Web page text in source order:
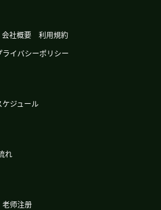
很开心！下次见！
在日本的话有海滩。下次见
海边。期待下次再见到你。
您给我赞美。我要继续努力
谢！
会社概要
利用規約
ライバシーポリシー
ケジュール
れ
老师注册